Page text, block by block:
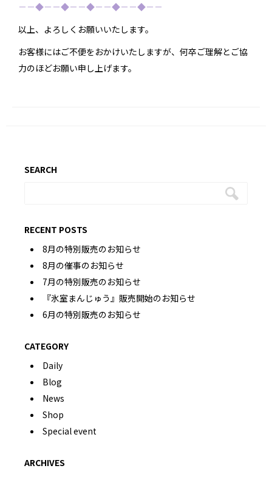
－－◆－－◆－－◆－－◆－－◆－－
以上、よろしくお願いいたします。
お客様にはご不便をおかけいたしますが、何卒ご理解とご協
力のほどお願い申し上げます。
SEARCH
RECENT POSTS
8月の特別販売のお知らせ
8月の催事のお知らせ
7月の特別販売のお知らせ
『氷室まんじゅう』販売開始のお知らせ
6月の特別販売のお知らせ
CATEGORY
Daily
Blog
News
Shop
Special event
ARCHIVES